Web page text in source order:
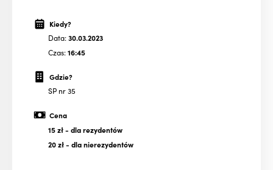
Kiedy?
Data:30.03.2023
Czas:16:45
Gdzie?
SP nr 35
Cena
15 zł- dla rezydentów
20 zł- dla nierezydentów